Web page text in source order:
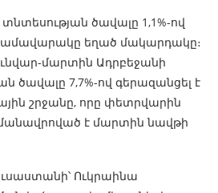
ծավալը 1,1%-ով
եղած մակարդակը։
մարտին Ադրբեջանի
ծավալը 7,7%-ով գերազանցել է
շրջանը, որը փետրվարին
է մարտին նավթի
Ուկրաինա